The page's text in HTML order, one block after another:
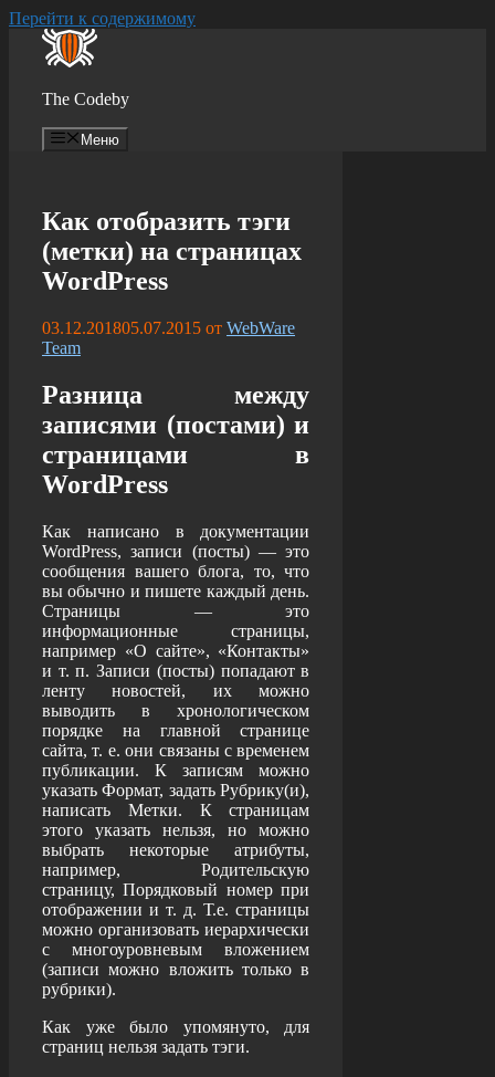
Перейти к содержимому
The Codeby
Меню
Как отобразить тэги
(метки) на страницах
WordPress
03.12.201805.07.2015 от WebWare
Team
Разница между
записями (постами) и
страницами в
WordPress
Как написано в документации
WordPress, записи (посты) — это
сообщения вашего блога, то, что
вы обычно и пишете каждый день.
Страницы — это
информационные страницы,
например «О сайте», «Контакты»
и т. п. Записи (посты) попадают в
ленту новостей, их можно
выводить в хронологическом
порядке на главной странице
сайта, т. е. они связаны с временем
публикации. К записям можно
указать Формат, задать Рубрику(и),
написать Метки. К страницам
этого указать нельзя, но можно
выбрать некоторые атрибуты,
например, Родительскую
страницу, Порядковый номер при
отображении и т. д. Т.е. страницы
можно организовать иерархически
с многоуровневым вложением
(записи можно вложить только в
рубрики).
Как уже было упомянуто, для
страниц нельзя задать тэги.